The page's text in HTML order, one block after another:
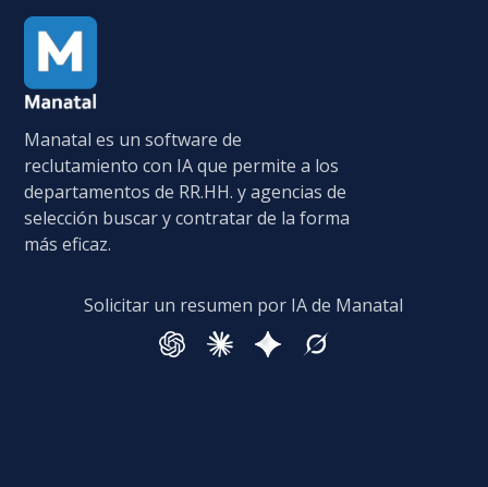
Manatal es un software de
reclutamiento con IA que permite a los
departamentos de RR.HH. y agencias de
selección buscar y contratar de la forma
más eficaz.
Solicitar un resumen por IA de Manatal